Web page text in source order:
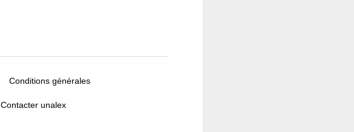
Conditions générales
Contacter unalex